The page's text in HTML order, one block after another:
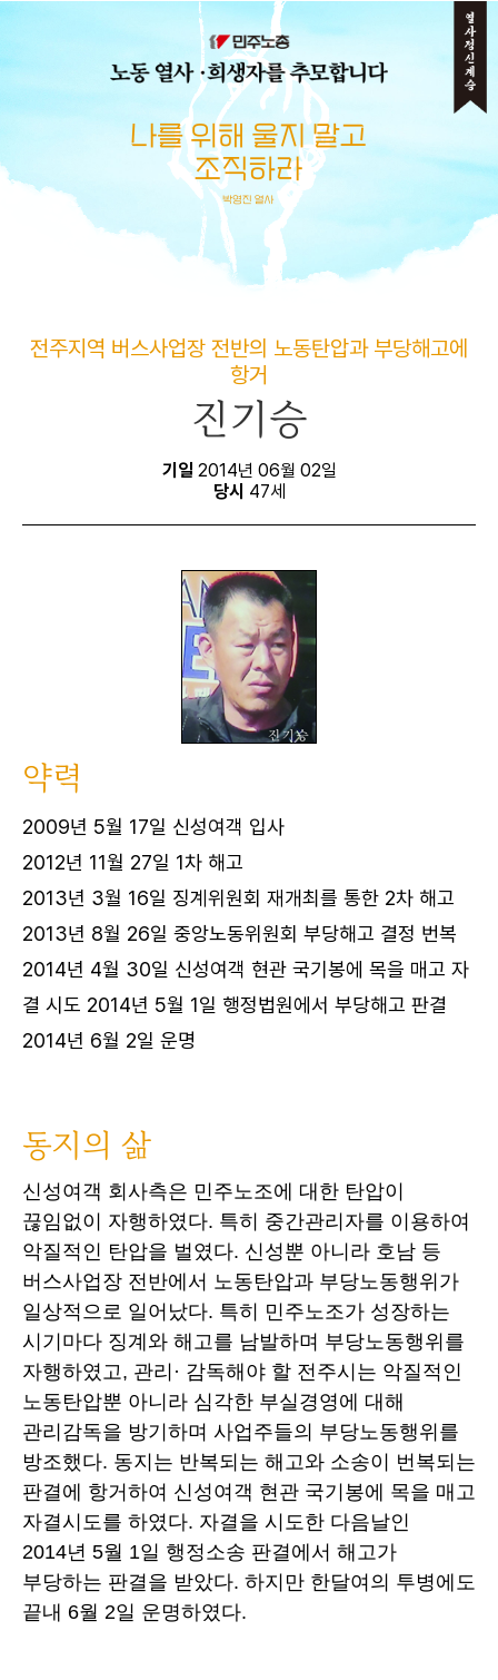
메뉴 건너뛰기
전주지역 버스사업장 전반의 노동탄압과 부당해고에
항거
진기승
기일 2014년 06월 02일
당시 47세
약력
2009년 5월 17일 신성여객 입사
2012년 11월 27일 1차 해고
2013년 3월 16일 징계위원회 재개최를 통한 2차 해고
2013년 8월 26일 중앙노동위원회 부당해고 결정 번복
2014년 4월 30일 신성여객 현관 국기봉에 목을 매고 자
결 시도 2014년 5월 1일 행정법원에서 부당해고 판결
2014년 6월 2일 운명
동지의 삶
신성여객 회사측은 민주노조에 대한 탄압이
끊임없이 자행하였다. 특히 중간관리자를 이용하여
악질적인 탄압을 벌였다. 신성뿐 아니라 호남 등
버스사업장 전반에서 노동탄압과 부당노동행위가
일상적으로 일어났다. 특히 민주노조가 성장하는
시기마다 징계와 해고를 남발하며 부당노동행위를
자행하였고, 관리· 감독해야 할 전주시는 악질적인
노동탄압뿐 아니라 심각한 부실경영에 대해
관리감독을 방기하며 사업주들의 부당노동행위를
방조했다. 동지는 반복되는 해고와 소송이 번복되는
판결에 항거하여 신성여객 현관 국기봉에 목을 매고
자결시도를 하였다. 자결을 시도한 다음날인
2014년 5월 1일 행정소송 판결에서 해고가
부당하는 판결을 받았다. 하지만 한달여의 투병에도
끝내 6월 2일 운명하였다.